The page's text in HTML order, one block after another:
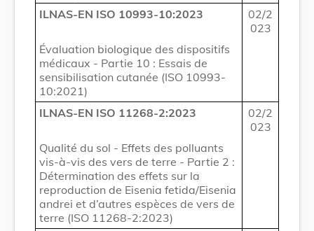
ILNAS-EN ISO 10993-10:2023
02/2
023
Évaluation biologique des dispositifs
médicaux - Partie 10 : Essais de
sensibilisation cutanée (ISO 10993-
10:2021)
ILNAS-EN ISO 11268-2:2023
02/2
023
Qualité du sol - Effets des polluants
vis-à-vis des vers de terre - Partie 2 :
Détermination des effets sur la
reproduction de Eisenia fetida/Eisenia
andrei et d’autres espèces de vers de
terre (ISO 11268-2:2023)